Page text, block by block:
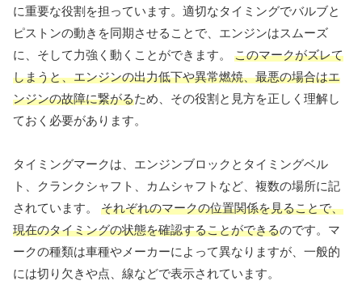
に重要な役割を担っています。適切なタイミングでバルブと
ピストンの動きを同期させることで、エンジンはスムーズ
に、そして力強く動くことができます。 このマークがズレて
しまうと、エンジンの出力低下や異常燃焼、最悪の場合はエ
ンジンの故障に繋がるため、その役割と見方を正しく理解し
ておく必要があります。
タイミングマークは、エンジンブロックとタイミングベル
ト、クランクシャフト、カムシャフトなど、複数の場所に記
されています。 それぞれのマークの位置関係を見ることで、
現在のタイミングの状態を確認することができるのです。マ
ークの種類は車種やメーカーによって異なりますが、一般的
には切り欠きや点、線などで表示されています。